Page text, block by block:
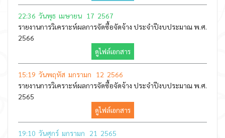
22:36 วันพุธ เมษายน 17 2567
รายงานการวิเคราะห์ผลการจัดซื้อจัดจ้าง ประจำปีงบประมาณ พ.ศ.
2566
ดูไฟล์เอกสาร
15:19 วันพฤหัส มกรามก 12 2566
รายงานการวิเคราะห์ผลการจัดซื้อจัดจ้าง ประจำปีงบประมาณ พ.ศ.
2565
ดูไฟล์เอกสาร
19:10 วันศุกร์ มกรามก 21 2565